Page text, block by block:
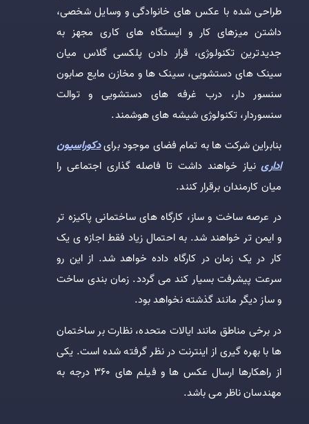
طراحی شده با عکس های خانوادگی و وسایل شخصی،
داشتن میزهای کار و ایستگاه های کاری مجهز به
جدیدترین تکنولوژی، قرار دادن پلکسی گلاس میان
سینک های دستشویی، سینک ها و مخازن مایع صابون
سنسور دار، درب غرفه های دستشویی و توالت
سنسوردار، تکنولوژی شیشه های هوشمند.
بنابراین شرکت ها به تمام فضای موجود برایدکوراسیون
ادارینیاز خواهند داشت تا فاصله گذاری اجتماعی را
میان کارمندان برقرار کنند.
در عرصه ساخت و ساز، کارگاه های ساختمانی پاکیزه تر
و ایمن تر خواهند شد. به احتمال زیاد فقط اجازه ی یک
کار در یک زمان در کارگاه داده خواهد شد. از این رو
سرعت پیشرفت بسیار کند می گردد. زمان بندی ساخت
و ساز دیگر مانند گذشته نخواهد بود.
در برخی مناطق مانند ایالات متحده، نظارت بر ساختمان
ها با بهره گیری از اینترنت در نظر گرفته شده است. یکی
از راهکارها ارسال عکس ها و فیلم های 360 درجه به
مهندسان ناظر می باشد.